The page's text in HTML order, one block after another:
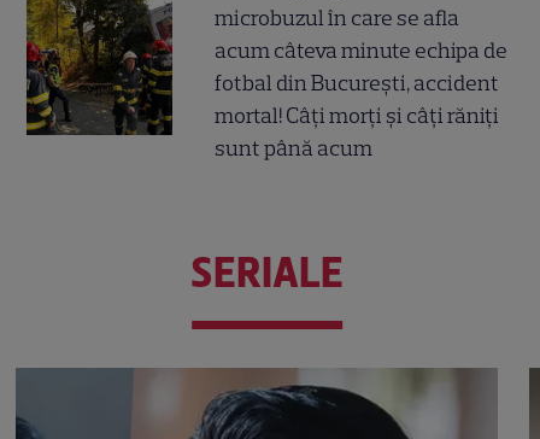
microbuzul în care se afla
acum câteva minute echipa de
fotbal din București, accident
mortal! Câți morți și câți răniți
sunt până acum
SERIALE